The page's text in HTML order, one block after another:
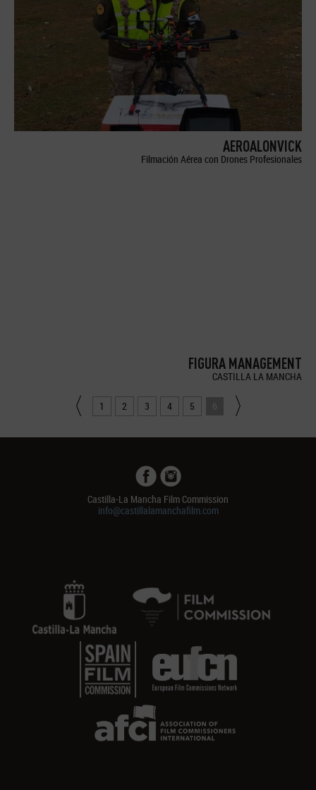
AEROALONVICK
Filmación Aérea con Drones Profesionales
FIGURA MANAGEMENT
CASTILLA LA MANCHA
1 2 3 4 5 6
Castilla-La Mancha Film Commission
info@castillalamanchafilm.com